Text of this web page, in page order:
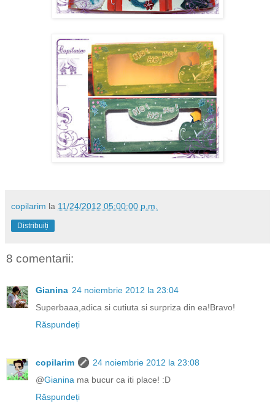
copilarim la 11/24/2012 05:00:00 p.m.
Distribuiți
8 comentarii:
Gianina 24 noiembrie 2012 la 23:04
Superbaaa,adica si cutiuta si surpriza din ea!Bravo!
Răspundeți
copilarim
24 noiembrie 2012 la 23:08
@Gianina ma bucur ca iti place! :D
Răspundeți